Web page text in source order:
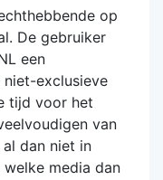
op
De gebruiker
een
exclusieve
tijd voor het
van
dan niet in
media dan